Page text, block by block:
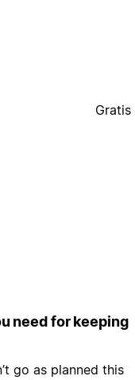
Gratis
need for keeping
go as planned this